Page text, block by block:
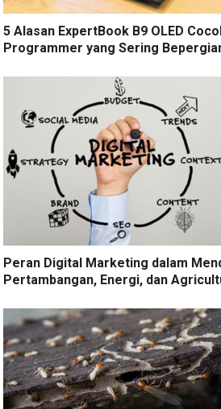
5 Alasan ExpertBook B9 OLED
Programmer yang Sering
Peran Digital Marketing dalam
Pertambangan, Energi, dan